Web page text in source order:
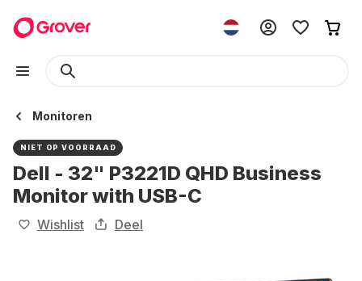
Monitoren
NIET OP VOORRAAD
Dell - 32" P3221D QHD Business
Monitor with USB-C
Wishlist Deel